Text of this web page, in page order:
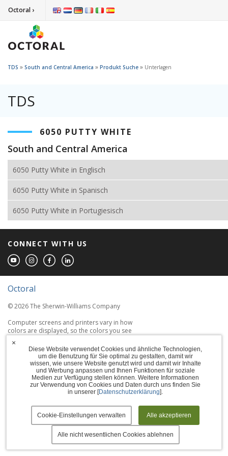
Octoral ›
TDS » South and Central America » Produkt Suche » Unterlagen
TDS
6050 PUTTY WHITE
South and Central America
6050 Putty White in Englisch
6050 Putty White in Spanisch
6050 Putty White in Portugiesisch
CONNECT WITH US
Octoral
© 2026 The Sherwin-Williams Company
Computer screens and printers vary in how
colors are displayed, so the colors you see
Terms of Use
Privacy Policy
Accessibility Statement
Manage Cookies
Diese Website verwendet Cookies und ähnliche Technologien,
um die Benutzung für Sie optimal zu gestalten, damit wir
wissen, wie unsere Website genutzt wird und damit wir Inhalte
und Werbung anpassen und Ihnen Funktionen für soziale
Medien zur Verfügung stellen können. Weitere Informationen
zur Verwendung von Cookies und Daten durch uns finden Sie
in unserer [Datenschutzerklärung].
Cookie-Einstellungen verwalten Alle akzeptieren
Alle nicht wesentlichen Cookies ablehnen
×